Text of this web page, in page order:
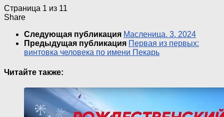
Страница 1 из 11
Share
Следующая публикация Масленица. 3. 2024
Предыдущая публикация Первая из первых:
винтовка человека по имени Пекарь
Читайте также: